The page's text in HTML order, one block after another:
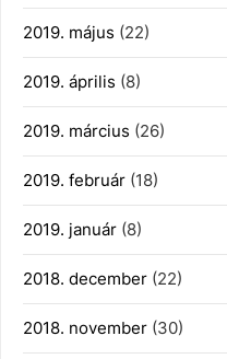
2019. május (22)
2019. április (8)
2019. március (26)
2019. február (18)
2019. január (8)
2018. december (22)
2018. november (30)